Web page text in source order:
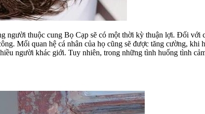
thuộc cung Bọ Cạp sẽ có một thời kỳ thuận lợi. Đối với
Mối quan hệ cá nhân của họ cũng sẽ được tăng cường, khi
người khác giới. Tuy nhiên, trong những tình huống tình